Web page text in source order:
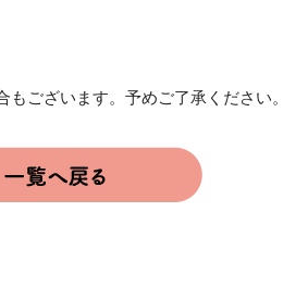
ございます。予めご了承ください。